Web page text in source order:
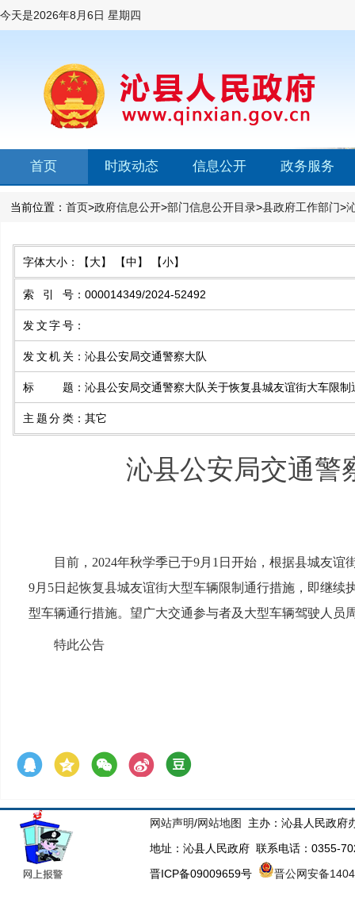
今天是2026年8月6日 星期四
首页 时政动态 信息公开 政务服务
当前位置： 首页>政府信息公开>部门信息公开目录>县政府工作部门>
字体大小： 【大】 【中】 【小】
索引号 ： 000014349/2024-52492
发文字号 ：
发文机关 ： 沁县公安局交通警察大队
标题 ： 沁县公安局交通警察大队关于恢复县城友谊街大车限制
主题分类 ： 其它
沁县公安局交通警
目前，2024年秋学季已于9月1日开始，根据县城友
9月5日起恢复县城友谊街大型车辆限制通行措施，即继续
型车辆通行措施。望广大交通参与者及大型车辆驾驶人员
特此公告
网站声明/网站地图
主办：沁县人民政府
地址：沁县人民政府 联系电话：0355-
晋ICP备09009659号
晋公网安备